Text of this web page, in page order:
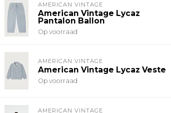
AMERICAN VINTAGE
American Vintage Lycaz
Pantalon Ballon
Op voorraad
AMERICAN VINTAGE
American Vintage Lycaz Veste
Op voorraad
AMERICAN VINTAGE